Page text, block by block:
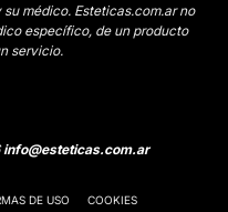
médico. Esteticas.com.ar no
específico, de un producto
servicio.
info@esteticas.com.ar
DE USO COOKIES